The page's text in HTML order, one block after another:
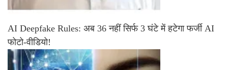
AI Deepfake Rules: अब 36 नहीं सिर्फ 3 घंटे में हटेगा फर्जी AI
फोटो-वीडियो!